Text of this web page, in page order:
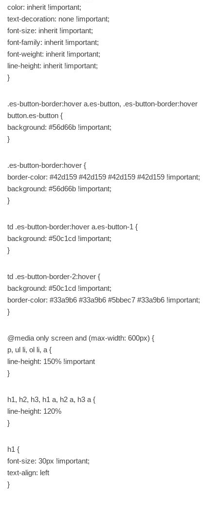
color: inherit !important;
text-decoration: none !important;
font-size: inherit !important;
font-family: inherit !important;
font-weight: inherit !important;
line-height: inherit !important;
}
.es-button-border:hover a.es-button, .es-button-border:hover
button.es-button {
background: #56d66b !important;
}
.es-button-border:hover {
border-color: #42d159 #42d159 #42d159 #42d159 !important;
background: #56d66b !important;
}
td .es-button-border:hover a.es-button-1 {
background: #50c1cd !important;
}
td .es-button-border-2:hover {
background: #50c1cd !important;
border-color: #33a9b6 #33a9b6 #5bbec7 #33a9b6 !important;
}
@media only screen and (max-width: 600px) {
p, ul li, ol li, a {
line-height: 150% !important
}
h1, h2, h3, h1 a, h2 a, h3 a {
line-height: 120%
}
h1 {
font-size: 30px !important;
text-align: left
}